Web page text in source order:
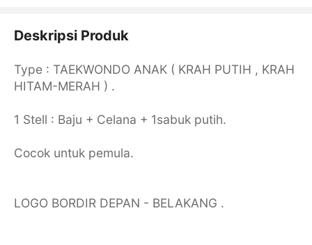
Deskripsi Produk
Type : TAEKWONDO ANAK ( KRAH PUTIH , KRAH
HITAM-MERAH ) .
1 Stell : Baju + Celana + 1sabuk putih.
Cocok untuk pemula.
LOGO BORDIR DEPAN - BELAKANG .